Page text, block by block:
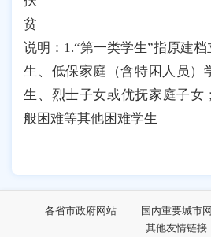
贫
说明：1.“第一类学生”指原建
生、低保家庭（含特困人员）
生、烈士子女或优抚家庭子女
般困难等其他困难学生
各省市政府网站 国内重要城市
其他友情链接